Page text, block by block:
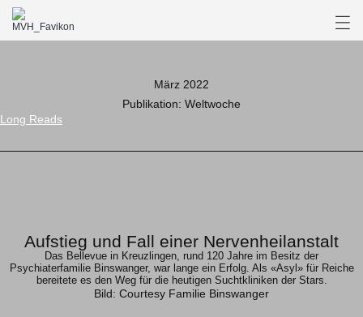
März 2022
Publikation: Weltwoche
Long Reads
Aufstieg und Fall einer Nervenheilanstalt
Das Bellevue in Kreuzlingen, rund 120 Jahre im Besitz der
Psychiaterfamilie Binswanger, war lange ein Erfolg. Als «Asyl» für Reiche
bereitete es den Weg für die heutigen Suchtkliniken der Stars.
Bild: Courtesy Familie Binswanger